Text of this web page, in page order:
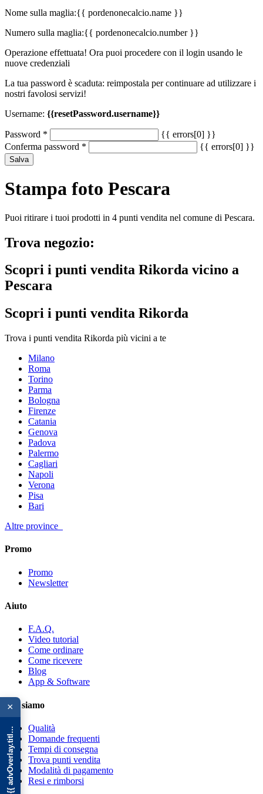
×
{{ advOverlay.title || 'Promo' }}
Nome sulla maglia:{{ pordenonecalcio.name }}
Numero sulla maglia:{{ pordenonecalcio.number }}
Operazione effettuata! Ora puoi procedere con il login usando le
nuove credenziali
La tua password è scaduta: reimpostala per continuare ad utilizzare i
nostri favolosi servizi!
Username: {{resetPassword.username}}
Password *
{{ errors[0] }}
Conferma password * {{ errors[0] }}
Salva
Stampa foto Pescara
Puoi ritirare i tuoi prodotti in 4 punti vendita nel comune di Pescara.
Trova negozio:
Scopri i punti vendita Rikorda vicino a
Pescara
Scopri i punti vendita Rikorda
Trova i punti vendita Rikorda più vicini a te
Milano
Roma
Torino
Parma
Bologna
Firenze
Catania
Genova
Padova
Palermo
Cagliari
Napoli
Verona
Pisa
Bari
Altre province
Promo
Promo
Newsletter
Aiuto
F.A.Q.
Video tutorial
Come ordinare
Come ricevere
Blog
App & Software
Chi siamo
Qualità
Domande frequenti
Tempi di consegna
Trova punti vendita
Modalità di pagamento
Resi e rimborsi